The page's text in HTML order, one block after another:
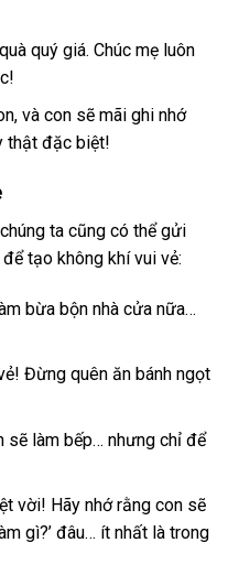
quý giá. Chúc mẹ luôn
và con sẽ mãi ghi nhớ
thật đặc biệt!
ta cũng có thể gửi
tạo không khí vui vẻ:
bừa bộn nhà cửa nữa…
Đừng quên ăn bánh ngọt
sẽ làm bếp… nhưng chỉ để
vời! Hãy nhớ rằng con sẽ
gì?’ đâu… ít nhất là trong